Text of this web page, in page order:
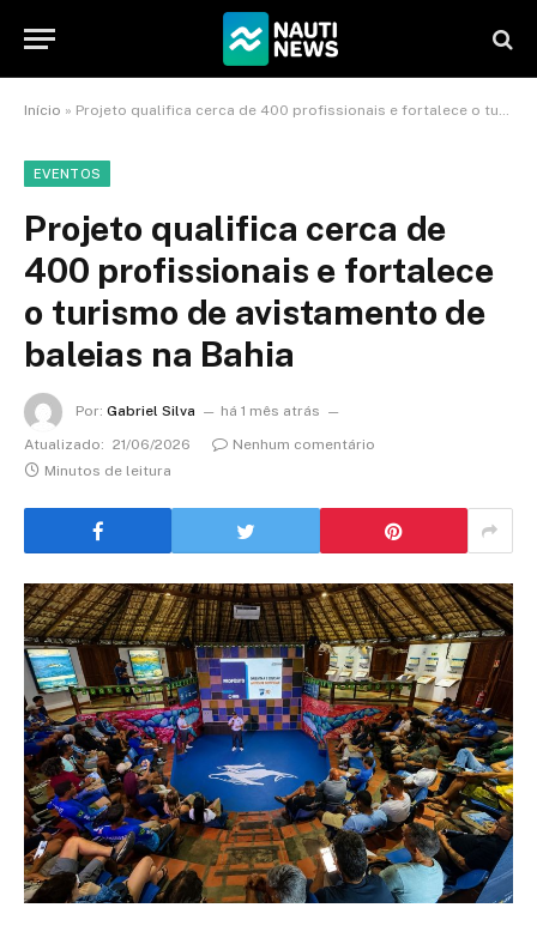
Início » Projeto qualifica cerca de 400 profissionais e fortalece o turismo de avistamento de baleias na Bahia
EVENTOS
Projeto qualifica cerca de
400 profissionais e fortalece
o turismo de avistamento de
baleias na Bahia
Por: Gabriel Silva
há 1 mês atrás
Atualizado: 21/06/2026
Nenhum comentário
Minutos de leitura